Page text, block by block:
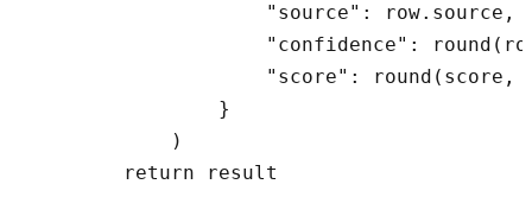
                    "source": row.source,
"confidence":
"score": round(score,
                }
            )
        return result